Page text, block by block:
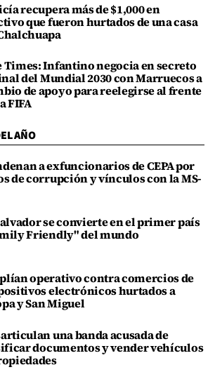
recupera más de $1,000 en
que fueron hurtados de una casa
Times: Infantino negocia en secreto
del Mundial 2030 con Marruecos a
de apoyo para reelegirse al frente
FIFA
AÑO
a exfuncionarios de CEPA por
de corrupción y vínculos con la MS-
se convierte en el primer país
Friendly" del mundo
operativo contra comercios de
electrónicos hurtados a
y San Miguel
una banda acusada de
documentos y vender vehículos